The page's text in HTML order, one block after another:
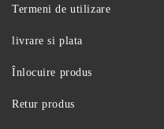
Termeni de utilizare
livrare si plata
Înlocuire produs
Retur produs